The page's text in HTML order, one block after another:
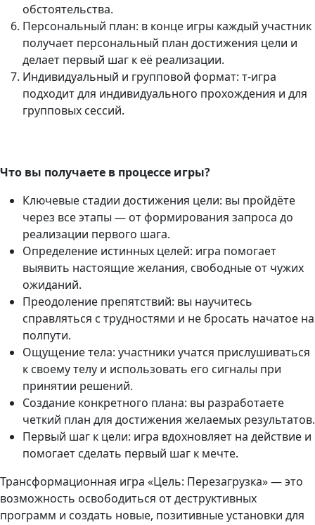
обстоятельства.
Персональный план: в конце игры каждый участник
получает персональный план достижения цели и
делает первый шаг к её реализации.
Индивидуальный и групповой формат: т-игра
подходит для индивидуального прохождения и для
групповых сессий.
Что вы получаете в процессе игры?
Ключевые стадии достижения цели: вы пройдёте
через все этапы — от формирования запроса до
реализации первого шага.
Определение истинных целей: игра помогает
выявить настоящие желания, свободные от чужих
ожиданий.
Преодоление препятствий: вы научитесь
справляться с трудностями и не бросать начатое на
полпути.
Ощущение тела: участники учатся прислушиваться
к своему телу и использовать его сигналы при
принятии решений.
Создание конкретного плана: вы разработаете
четкий план для достижения желаемых результатов.
Первый шаг к цели: игра вдохновляет на действие и
помогает сделать первый шаг к мечте.
Трансформационная игра «Цель: Перезагрузка» — это
возможность освободиться от деструктивных
программ и создать новые, позитивные установки для